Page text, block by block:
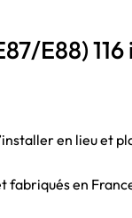
E88) 116
en lieu et
fabriqués en